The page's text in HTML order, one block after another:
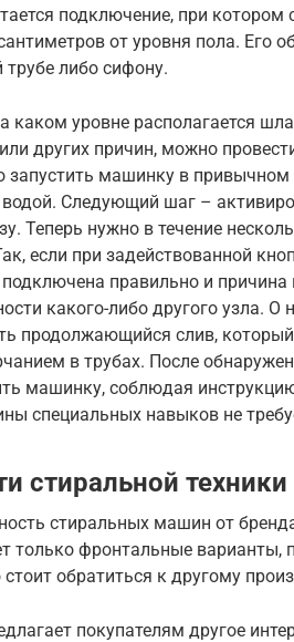
подключение, при котором
от уровня пола. Его
либо сифону.
каком уровне располагается
других причин, можно
запустить машинку в
Следующий шаг –
Теперь нужно в течение
если при задействованной
правильно и причина
какого-либо другого узла.
продолжающийся слив,
в трубах. После
машинку, соблюдая
специальных навыков не
стиральной техники
стиральных машин от
только фронтальные варианты,
обратиться к другому
покупателям другое